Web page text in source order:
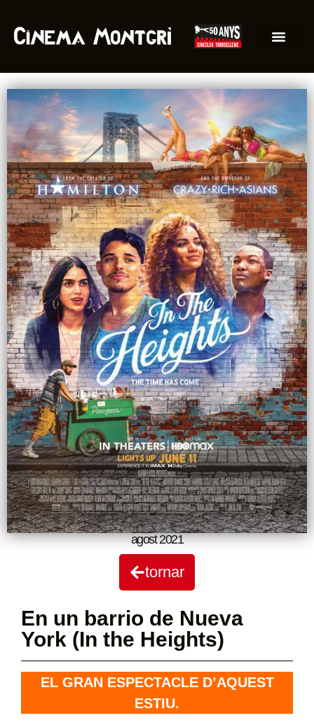
agost 2021
tornar
En un barrio de Nueva
York (In the Heights)
EL GRAN ESPECTACLE D’AQUEST
ESTIU.